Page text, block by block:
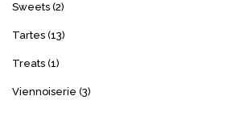
Sweets (2)
Tartes (13)
Treats (1)
Viennoiserie (3)